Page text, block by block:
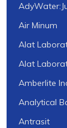
Air Minum
Alat
Alat
Amberlite
Analytical
Antrasit